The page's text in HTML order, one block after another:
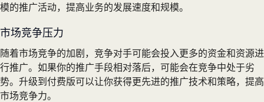
模的推广活动，提高业务的发展速度和规模。
市场竞争压力
随着市场竞争的加剧，竞争对手可能会投入更多的资金和资源进
行推广。如果你的推广手段相对落后，可能会在竞争中处于劣
势。升级到付费版可以让你获得更先进的推广技术和策略，提高
市场竞争力。